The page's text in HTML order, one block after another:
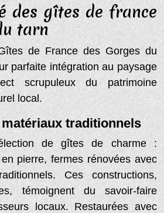
des gîtes de france
tarn
de France des Gorges du
parfaite intégration au paysage
scrupuleux du patrimoine
local.
traditionnels
de gîtes de charme :
pierre, fermes rénovées avec
Ces constructions,
témoignent du savoir-faire
locaux. Restaurées avec